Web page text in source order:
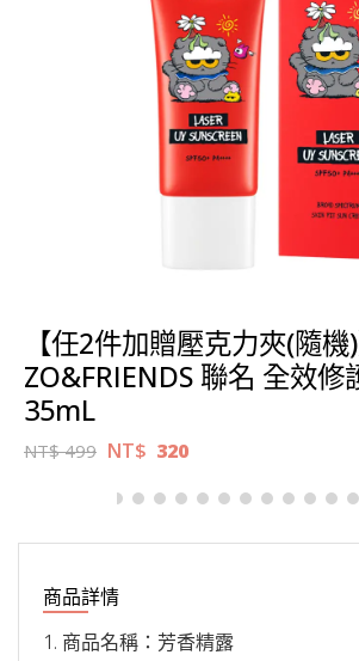
【任2件加贈壓克力夾(隨
ZO&FRIENDS 聯名 全效修
35mL
NT$499 NT$ 320
商品詳情
1. 商品名稱：芳香精露